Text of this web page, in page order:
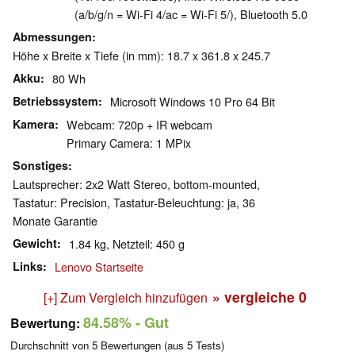
(a/b/g/n = Wi-Fi 4/ac = Wi-Fi 5/), Bluetooth 5.0
Abmessungen
Höhe x Breite x Tiefe (in mm): 18.7 x 361.8 x 245.7
Akku 80 Wh
Betriebssystem Microsoft Windows 10 Pro 64 Bit
Kamera
Webcam: 720p + IR webcam
Primary Camera: 1 MPix
Sonstiges
Lautsprecher: 2x2 Watt Stereo, bottom-mounted,
Tastatur: Precision, Tastatur-Beleuchtung: ja, 36
Monate Garantie
Gewicht 1.84 kg, Netzteil: 450 g
Links Lenovo Startseite
[+] Zum Vergleich hinzufügen » vergleiche 0
Bewertung: 84.58%- Gut
Durchschnitt von 5 Bewertungen (aus 5 Tests)